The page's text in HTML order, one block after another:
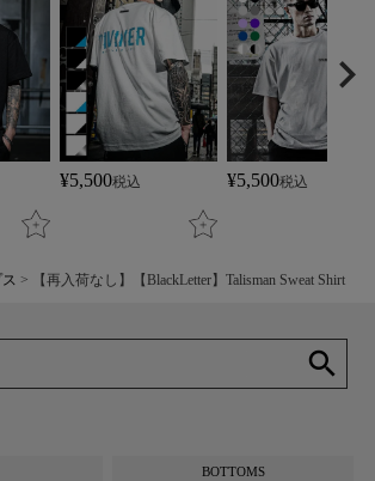
¥5,500税込 ¥5,500税込
ス 【再入荷なし】【BlackLetter】Talisman Sweat Shirt
search
BOTTOMS